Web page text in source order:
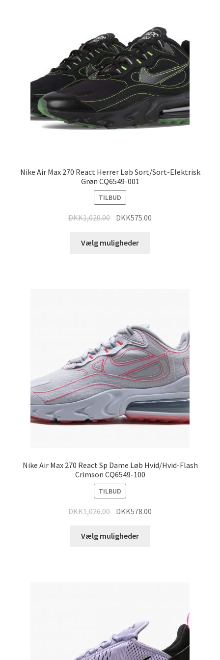
Nike Air Max 270 React Herrer Løb Sort/Sort-Elektrisk
Grøn CQ6549-001
TILBUD
DKK1,020.00 DKK575.00
Vælg muligheder
Nike Air Max 270 React Sp Dame Løb Hvid/Hvid-Flash
Crimson CQ6549-100
TILBUD
DKK1,026.00 DKK578.00
Vælg muligheder